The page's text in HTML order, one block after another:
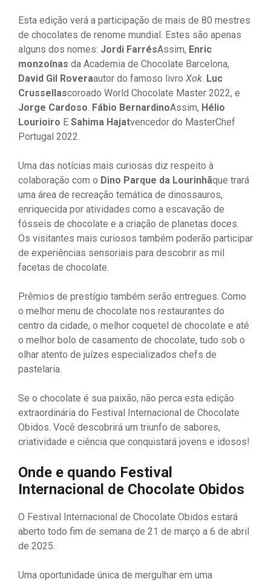
Esta edição verá a participação de mais de 80 mestres
de chocolates de renome mundial. Estes são apenas
alguns dos nomes: Jordi FarrésAssim, Enric
monzoínas da Academia de Chocolate Barcelona,
David Gil Roveraautor do famoso livro Xok. Luc
Crussellascoroado World Chocolate Master 2022, e
Jorge Cardoso. Fábio BernardinoAssim, Hélio
Lourioiro E Sahima Hajatvencedor do MasterChef
Portugal 2022.
Uma das notícias mais curiosas diz respeito à
colaboração com o Dino Parque da Lourinhãque trará
uma área de recreação temática de dinossauros,
enriquecida por atividades como a escavação de
fósseis de chocolate e a criação de planetas doces.
Os visitantes mais curiosos também poderão participar
de experiências sensoriais para descobrir as mil
facetas de chocolate.
Prêmios de prestígio também serão entregues. Como
o melhor menu de chocolate nos restaurantes do
centro da cidade, o melhor coquetel de chocolate e até
o melhor bolo de casamento de chocolate, tudo sob o
olhar atento de juízes especializados chefs de
pastelaria.
Se o chocolate é sua paixão, não perca esta edição
extraordinária do Festival Internacional de Chocolate
Obidos. Você descobrirá um triunfo de sabores,
criatividade e ciência que conquistará jovens e idosos!
Onde e quando Festival
Internacional de Chocolate Obidos
O Festival Internacional de Chocolate Obidos estará
aberto todo fim de semana de 21 de março a 6 de abril
de 2025.
Uma oportunidade única de mergulhar em uma